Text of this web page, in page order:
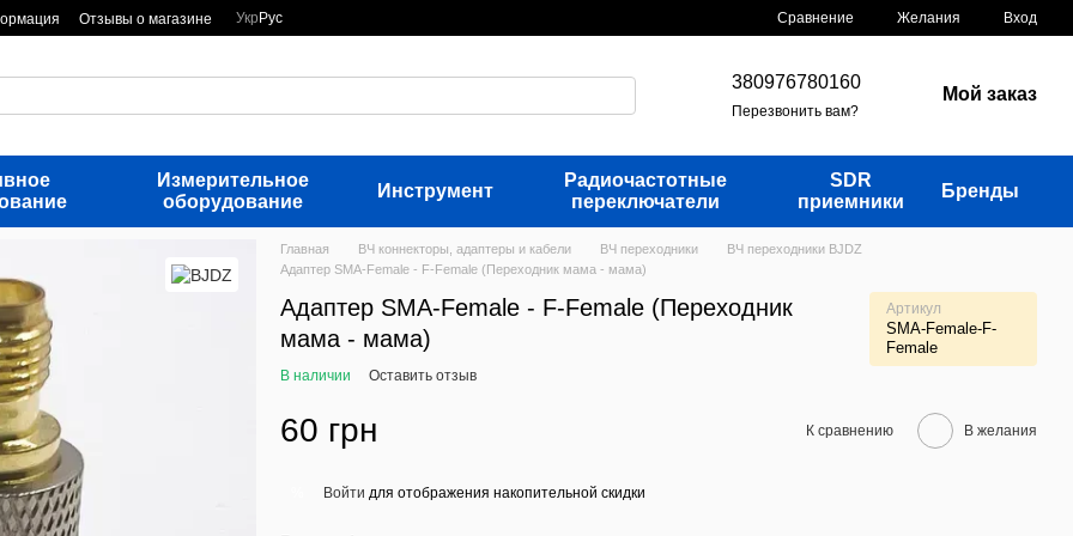
Отзывы о магазине Укр Рус Сравнение Желания Вход
380976780160
Перезвонить вам?
Мой заказ
Измерительное
оборудование
Инструмент
Радиочастотные
переключатели
SDR
приемники
Бренды
Главная ВЧ коннекторы, адаптеры и кабели ВЧ переходники
ВЧ переходники BJDZ
Адаптер SMA-Female - F-Female (Переходник мама - мама)
Адаптер SMA-Female - F-Female (Переходник
мама - мама)
Артикул
SMA-Female-F-
Female
В наличии Оставить отзыв
60 грн К сравнению В желания
Войти для отображения накопительной скидки